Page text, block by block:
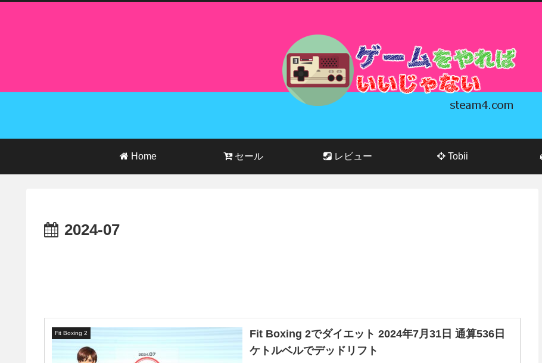
Home セール レビュー Tobii
2024-07
Fit Boxing 2
Fit Boxing 2でダイエット 2024年7月31日 通算536日
ケトルベルでデッドリフト